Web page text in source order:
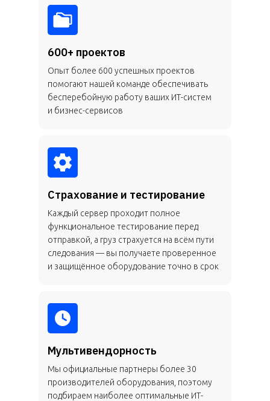
600+ проектов
Опыт более 600 успешных проектов
помогают нашей команде обеспечивать
бесперебойную работу ваших ИТ-систем
и бизнес-сервисов
Страхование и тестирование
Каждый сервер проходит полное
функциональное тестирование перед
отправкой, а груз страхуется на всём пути
следования — вы получаете проверенное
и защищённое оборудование точно в срок
Мультивендорность
Мы официальные партнеры более 30
производителей оборудования, поэтому
подбираем наиболее оптимальные ИТ-